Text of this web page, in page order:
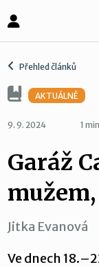
Přehled článků
AKTUÁLNĚ
9. 9. 2024 1
Garáž
Jitka Evanová
Ve dnech